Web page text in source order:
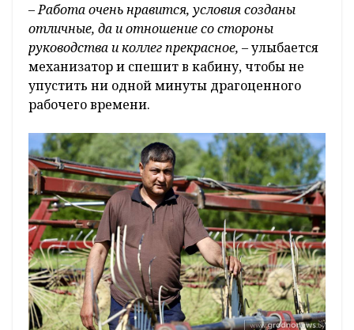
– Работа очень нравится, условия созданы
отличные, да и отношение со стороны
руководства и коллег прекрасное, – улыбается
механизатор и спешит в кабину, чтобы не
упустить ни одной минуты драгоценного
рабочего времени.